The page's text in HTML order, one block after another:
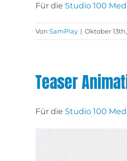
Für die Studio 100
Von SamPlay | Oktober
Teaser
Für die Studio 100